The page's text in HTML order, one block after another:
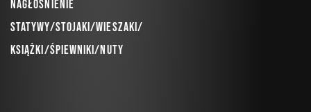
Nagłośnienie
Statywy/Stojaki/Wieszaki/
Książki/Śpiewniki/Nuty